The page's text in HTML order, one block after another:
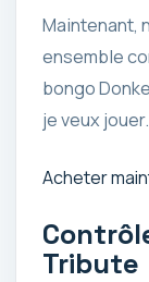
Maintenant,
ensemble
bongo
je veux
Acheter
Tribute